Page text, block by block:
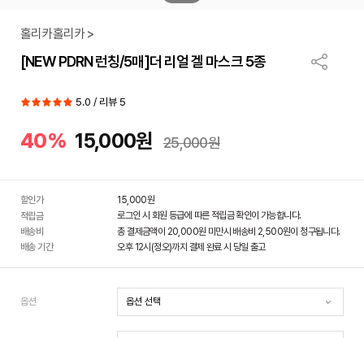
홀리카홀리카 >
[NEW PDRN 런칭/5매]더 리얼 겔 마스크 5종
5.0 / 리뷰 5
40% 15,000원 25,000원
할인가 15,000원
적립금
로그인 시 회원 등급에 따른 적립금 확인이 가능합니다.
배송비
총 결제금액이 20,000원 미만시 배송비 2,500원이 청구됩니다.
배송 기간
오후 12시(정오)까지 결제 완료 시 당일 출고
옵션